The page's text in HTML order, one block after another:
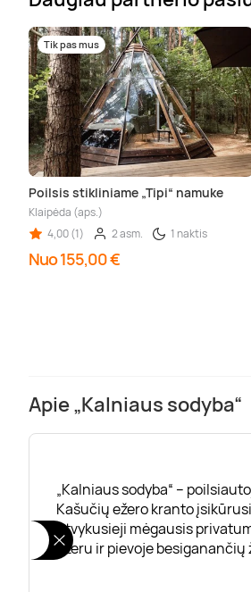
Tik pas mus
Poilsis stikliniame „Tipi“ namuke
Klaipėda (aps.)
4,00 (1)
2 asm. 1 naktis
Nuo 155,00 €
Apie „Kalniaus sodyba“
„Kalniaus sodyba“ –
Kašučių ežero kranto
Atvykusieji mėgausis
ežeru ir pievoje besiganančių